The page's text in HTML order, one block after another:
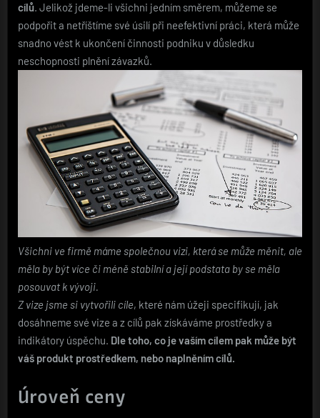
cílů. Jelikož jdeme-li všichni jedním směrem, můžeme se
podpořit a netříštíme své úsilí při neefektivní práci, která může
snadno vést k ukončení činnosti podniku v důsledku
neschopnosti plnění závazků.
Všichni ve firmě máme společnou vizi, která se může měnit, ale
měla by být více či méně stabilní a její podstata by se měla
posouvat k vývoji.
Z vize jsme si vytvořili cíle, které nám úžeji specifikují, jak
dosáhneme své vize a z cílů pak získáváme prostředky a
indikátory úspěchu. Dle toho, co je vaším cílem pak může být
váš produkt prostředkem, nebo naplněním cílů.
Úroveň ceny